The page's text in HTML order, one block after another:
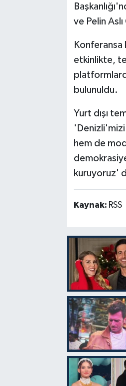
ve Pelin
etkinlikte,
bulunuldu.
Yurt dışı
'Denizli'mizi
hem de
kuruyoruz'
Kaynak: RSS